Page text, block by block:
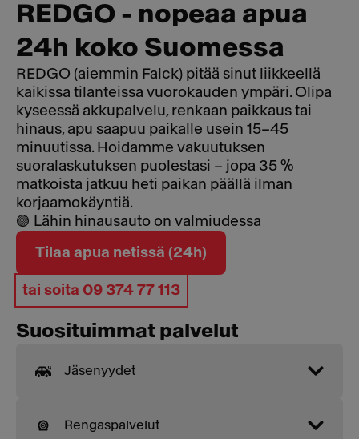
REDGO - nopeaa apua
24h koko Suomessa
REDGO (aiemmin Falck) pitää sinut liikkeellä
kaikissa tilanteissa vuorokauden ympäri. Olipa
kyseessä akkupalvelu, renkaan paikkaus tai
hinaus, apu saapuu paikalle usein 15–45
minuutissa. Hoidamme vakuutuksen
suoralaskutuksen puolestasi – jopa 35 %
matkoista jatkuu heti paikan päällä ilman
korjaamokäyntiä.
🟢 Lähin hinausauto on valmiudessa
Tilaa apua netissä (24h)
tai soita 09 374 77 113
Suosituimmat palvelut
Jäsenyydet
Rengaspalvelut